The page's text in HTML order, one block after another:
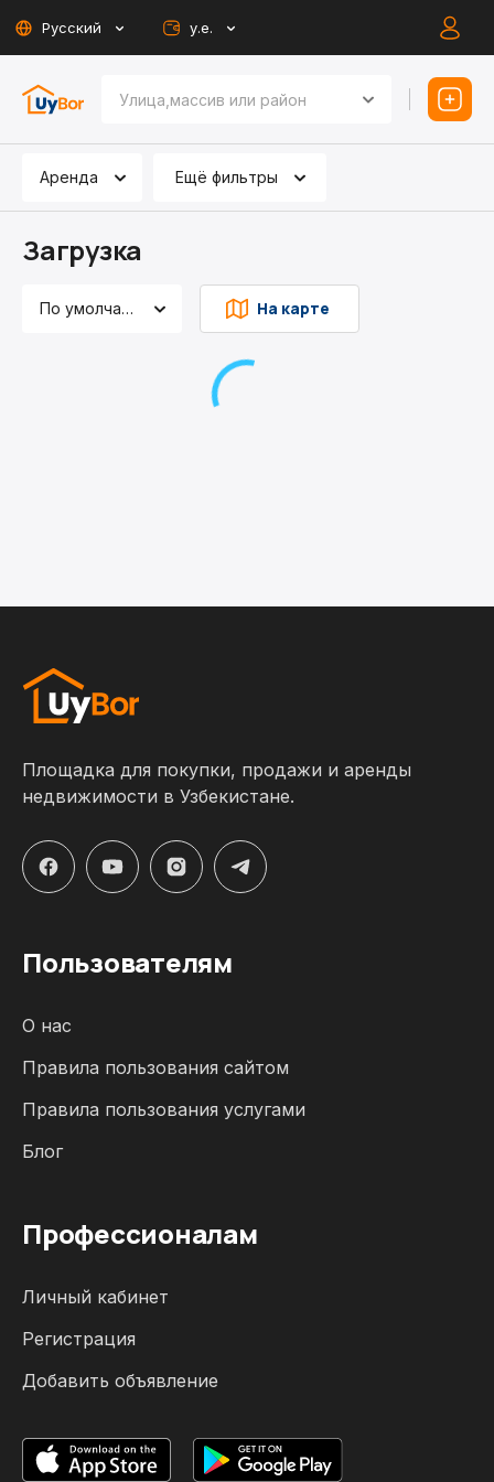
Русский у.е.
Аренда Ещё фильтры
Загрузка
По умолчанию На карте
Площадка для покупки, продажи и аренды
недвижимости в Узбекистане.
Пользователям
О нас
Правила пользования сайтом
Правила пользования услугами
Блог
Профессионалам
Личный кабинет
Регистрация
Добавить объявление